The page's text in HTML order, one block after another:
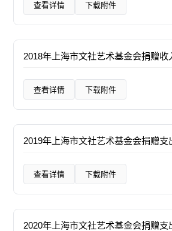
查看详情 下载附件
2018年上海市文社艺术基金会捐赠收
查看详情 下载附件
2019年上海市文社艺术基金会捐赠支
查看详情 下载附件
2020年上海市文社艺术基金会捐赠支